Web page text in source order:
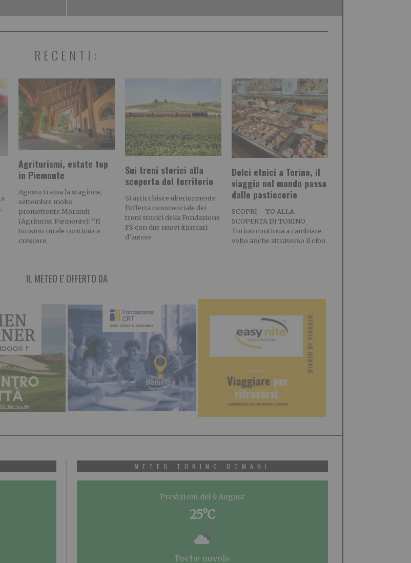
RECENTI:
Agriturismi, estate top
in Piemonte
Agosto traina la stagione,
settembre molto
promettente Morandi
(Agriturist Piemonte): “Il
turismo rurale continua a
crescere.
Sui treni storici alla
scoperta del territorio
Si arricchisce ulteriormente
l’offerta commerciale dei
treni storici della Fondazione
FS con due nuovi itinerari
d’autore
Dolci etnici a Torino, il
viaggio nel mondo passa
dalle pasticcerie
SCOPRI – TO ALLA
SCOPERTA DI TORINO
Torino continua a cambiare
volto anche attraverso il cibo.
IL METEO E' OFFERTO DA
METEO TORINO DOMANI
Previsioni del 9 August
25°C
poche nuvole